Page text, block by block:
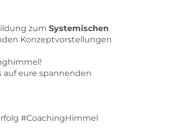
zumSystemischen
Konzeptvorstellungen
eure spannenden
#CoachingHimmel